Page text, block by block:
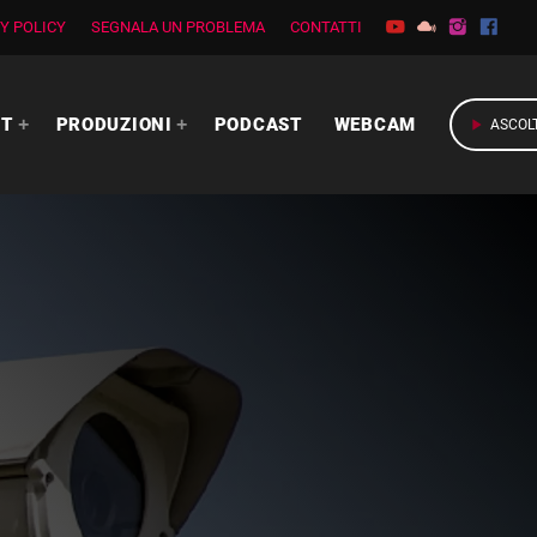
POLICY SEGNALA UN PROBLEMA CONTATTI
PRODUZIONI PODCAST WEBCAM play_arrow